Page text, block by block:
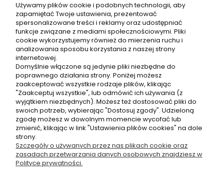
789 161 818
Autoryzowany Dystrybutor
Raypath-Partner.pl
Adrian Chalamski
Ul. Iłłakowiczówny 17/3
60-789 Poznań
©2026 Wszelkie Prawa Zastrzeżone | Raypath-Partner
Szablon Flex byEcommercy
Używamy plików cookie i podobnych technologii, aby
zapamiętać Twoje ustawienia, prezentować
spersonalizowane treści i reklamy oraz udostępniać
funkcje związane z mediami społecznościowymi. Pliki
cookie wykorzystujemy również do mierzenia ruchu i
analizowania sposobu korzystania z naszej strony
internetowej.
Domyślnie włączone są jedynie pliki niezbędne do
poprawnego działania strony. Poniżej możesz
zaakceptować wszystkie rodzaje plików, klikając
"Zaakceptuj wszystkie", lub odmówić ich używania (z
wyjątkiem niezbędnych). Możesz też dostosować pliki do
swoich potrzeb, wybierając "Dostosuj zgody". Udzieloną
zgodę możesz w dowolnym momencie wycofać lub
zmienić, klikając w link "Ustawienia plików cookies" na dole
strony.
Szczegóły o używanych przez nas plikach cookie oraz
zasadach przetwarzania danych osobowych znajdziesz w
Polityce prywatności.